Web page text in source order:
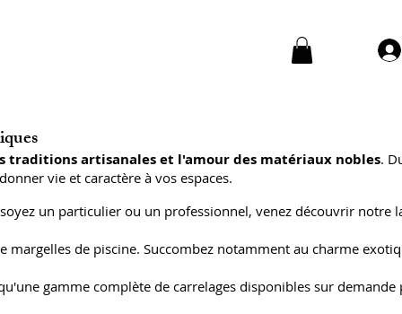
traditions artisanales et l'amour des matériaux nobles.
vie et caractère à vos espaces.
un particulier ou un professionnel, venez découvrir notre
margelles de piscine. Succombez notamment au charme
gamme complète de carrelages disponibles sur demande